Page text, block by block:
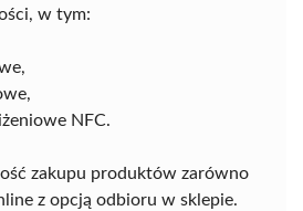
w tym:
NFC.
zakupu produktów zarówno
z opcją odbioru w sklepie.